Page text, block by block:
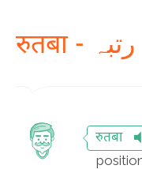
रुतबा - رتبہ
रुतबा